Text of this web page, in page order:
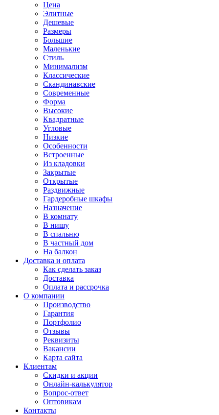
Цена
Элитные
Дешевые
Размеры
Большие
Маленькие
Стиль
Минимализм
Классические
Скандинавские
Современные
Форма
Высокие
Квадратные
Угловые
Низкие
Особенности
Встроенные
Из кладовки
Закрытые
Открытые
Раздвижные
Гардеробные шкафы
Назначение
В комнату
В нишу
В спальню
В частный дом
На балкон
Доставка и оплата
Как сделать заказ
Доставка
Оплата и рассрочка
О компании
Производство
Гарантия
Портфолио
Отзывы
Реквизиты
Вакансии
Карта сайта
Клиентам
Скидки и акции
Онлайн-калькулятор
Вопрос-ответ
Оптовикам
Контакты